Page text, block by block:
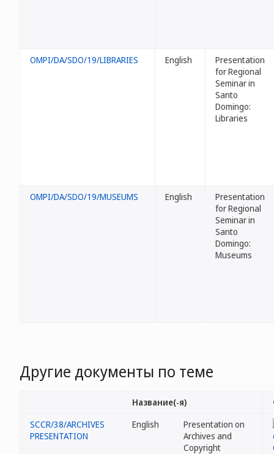
OMPI/DA/SDO/19/LIBRARIES English
Presentation
for Regional
Seminar in
Santo
Domingo:
Libraries
OMPI/DA/SDO/19/MUSEUMS English
Presentation
for Regional
Seminar in
Santo
Domingo:
Museums
Другие документы по теме
Название(-я)
SCCR/38/ARCHIVES
PRESENTATION
English
Presentation on
Archives and
Copyright